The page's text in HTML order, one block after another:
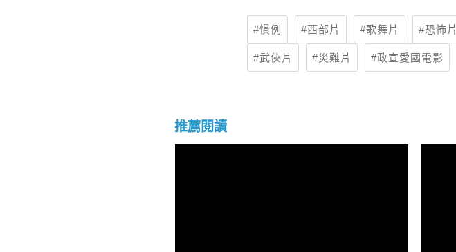
慣例 西部片 歌舞片 恐怖片
武俠片 災難片 政宣愛國電影
推薦閱讀